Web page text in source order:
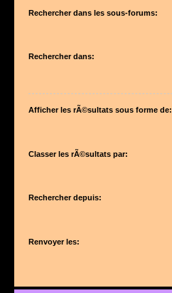
Rechercher dans les sous-forums:
Rechercher dans:
Afficher les rÃ©sultats sous forme de:
Classer les rÃ©sultats par:
Rechercher depuis:
Renvoyer les: